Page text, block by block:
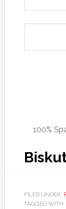
100%
FILED UNDER:
TAGGED WITH: